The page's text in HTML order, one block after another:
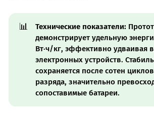
📊 Технические показатели:
демонстрирует удельную
Вт·ч/кг, эффективно удваивая
электронных устройств.
сохраняется после сотен
разряда, значительно
сопоставимые батареи.